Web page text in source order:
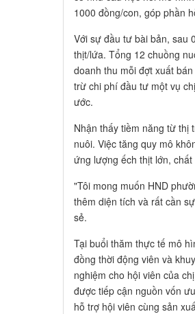
1000 đồng/con, góp phần
Với sự đầu tư bài bản, sau
thịt/lứa. Tổng 12 chuồng
doanh thu mỗi đợt xuất
trừ chi phí đầu tư một vụ
ước.
Nhận thấy tiềm năng từ thị
nuôi. Việc tăng quy mô
ứng lượng ếch thịt lớn,
"Tôi mong muốn HND
thêm diện tích và rất cần
sẻ.
Tại buổi thăm thực tế mô
đồng thời động viên và
nghiệm cho hội viên của
được tiếp cận nguồn vốn
hỗ trợ hội viên cùng sản